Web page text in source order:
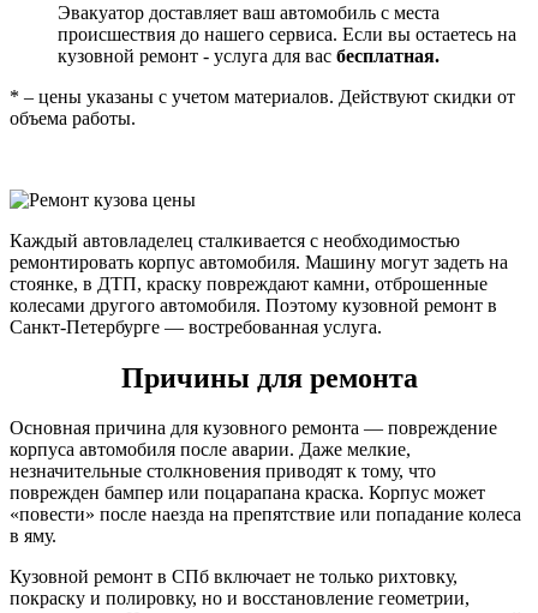
Эвакуатор доставляет ваш автомобиль с места
происшествия до нашего сервиса. Если вы остаетесь на
кузовной ремонт - услуга для вас бесплатная.
* – цены указаны с учетом материалов. Действуют скидки от
объема работы.
Каждый автовладелец сталкивается с необходимостью
ремонтировать корпус автомобиля. Машину могут задеть на
стоянке, в ДТП, краску повреждают камни, отброшенные
колесами другого автомобиля. Поэтому кузовной ремонт в
Санкт-Петербурге — востребованная услуга.
Причины для ремонта
Основная причина для кузовного ремонта — повреждение
корпуса автомобиля после аварии. Даже мелкие,
незначительные столкновения приводят к тому, что
поврежден бампер или поцарапана краска. Корпус может
«повести» после наезда на препятствие или попадание колеса
в яму.
Кузовной ремонт в СПб включает не только рихтовку,
покраску и полировку, но и восстановление геометрии,